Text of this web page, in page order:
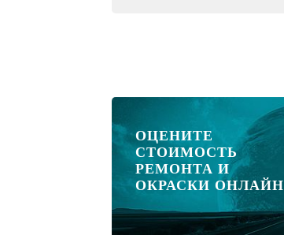
ОЦЕНИТЕ
СТОИМОСТЬ
РЕМОНТА И
ОКРАСКИ ОНЛАЙН